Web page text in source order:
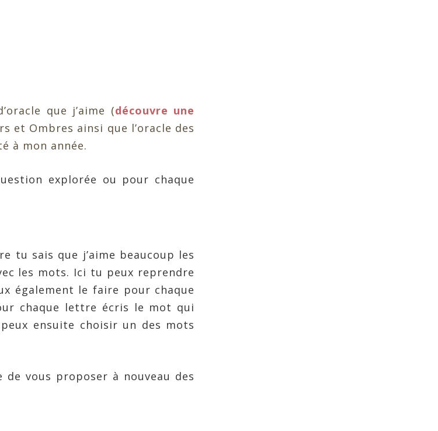
que j’aime (découvre une
et Ombres ainsi que l’oracle des
à mon année.
explorée ou pour chaque
tu sais que j’aime beaucoup les
les mots. Ici tu peux reprendre
également le faire pour chaque
chaque lettre écris le mot qui
ensuite choisir un des mots
vous proposer à nouveau des